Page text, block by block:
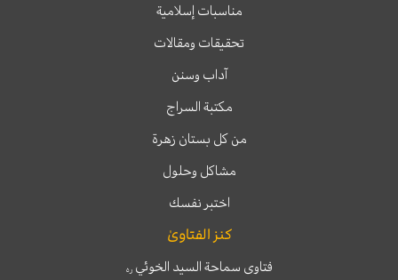
مناسبات إسلامية
تحقيقات ومقالات
آداب وسنن
مكتبة السراج
من كل بستان زهرة
مشاكل وحلول
اختبر نفسك
كنز الفتاوىٰ
فتاوى سماحة السيد الخوئيره